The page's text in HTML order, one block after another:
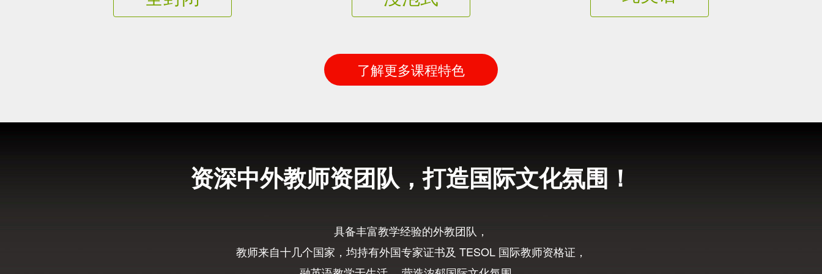
了解更多课程特色
资深中外教师资团队，打造国际文化氛围！
具备丰富教学经验的外教团队，
教师来自十几个国家，均持有外国专家证书及 TESOL 国际教师资格证，